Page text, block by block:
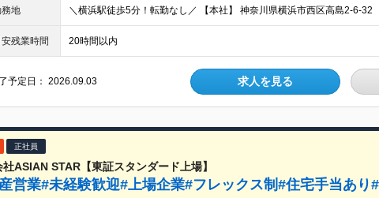
務地
安残業時間 20時間以内
予定日：2026.09.03 求人を見る
正社員
社ASIAN STAR【東証スタンダード上場】
営業#未経験歓迎#上場企業#フレックス制#住宅手当あり